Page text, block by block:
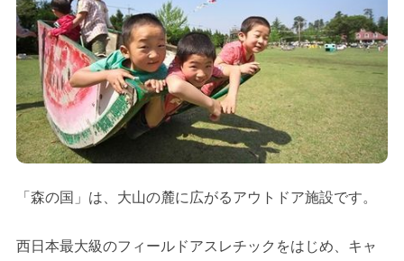
「森の国」は、大山の麓に広がるアウトドア施設です。
西日本最大級のフィールドアスレチックをはじめ、キャ